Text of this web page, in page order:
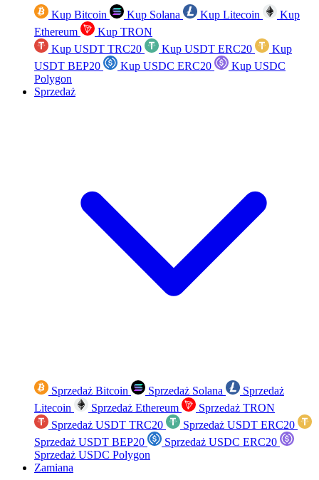
Kup Bitcoin Kup Solana Kup Litecoin
Kup
Ethereum
Kup TRON
Kup USDT TRC20
Kup USDT ERC20
Kup
USDT BEP20
Kup USDC ERC20
Kup USDC
Polygon
Sprzedaż
Sprzedaż Bitcoin Sprzedaż Solana
Sprzedaż
Litecoin
Sprzedaż Ethereum
Sprzedaż TRON
Sprzedaż USDT TRC20
Sprzedaż USDT ERC20
Sprzedaż USDT BEP20
Sprzedaż USDC ERC20
Sprzedaż USDC Polygon
Zamiana